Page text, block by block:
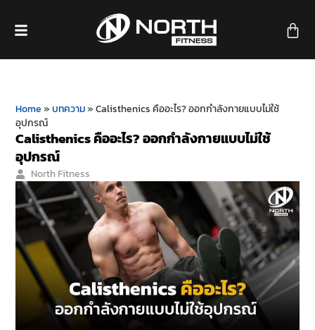
Home »บทความ»Calisthenics คืออะไร? ออกกำลังกายแบบไม่ใช้
อุปกรณ์
Calisthenics คืออะไร? ออกกำลังกายแบบไม่ใช้
อุปกรณ์
North Fitness